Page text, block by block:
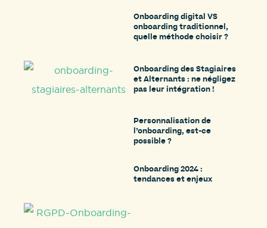
Onboarding digital VS
onboarding traditionnel,
quelle méthode choisir ?
Onboarding des Stagiaires
et Alternants : ne négligez
pas leur intégration !
Personnalisation de
l’onboarding, est-ce
possible ?
Onboarding 2024 :
tendances et enjeux